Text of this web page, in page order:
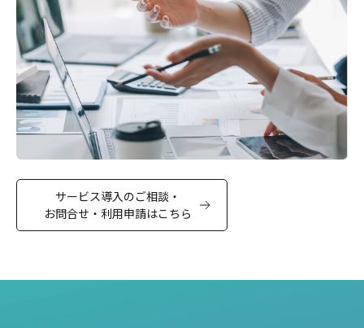
サービス導入のご相談・
お問合せ・利用申請はこちら